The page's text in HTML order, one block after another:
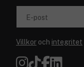
E-post
Villkor och integritet